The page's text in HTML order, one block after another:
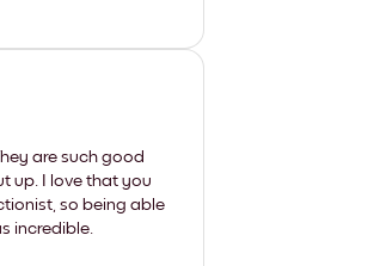
are such good
up. I love that you
so being able
incredible.